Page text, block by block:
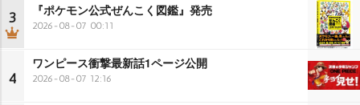
3 『ポケモン公式ぜんこく図鑑』発売
2026-08-07 00:11
4
ワンピース衝撃最新話1ページ公開
2026-08-07 12:16